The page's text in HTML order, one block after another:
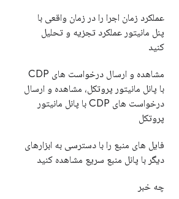
عملکرد زمان اجرا را در زمان واقعی با
پنل مانیتور عملکرد تجزیه و تحلیل
کنید
مشاهده و ارسال درخواست های CDP
با پانل مانیتور پروتکل، مشاهده و ارسال
درخواست های CDP با پانل مانیتور
پروتکل
فایل های منبع را با دسترسی به ابزارهای
دیگر با پانل منبع سریع مشاهده کنید
چه خبر